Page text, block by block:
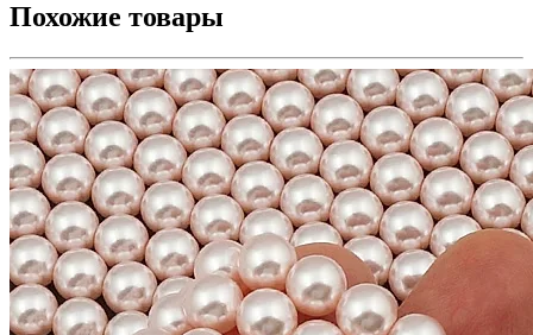
Похожие товары